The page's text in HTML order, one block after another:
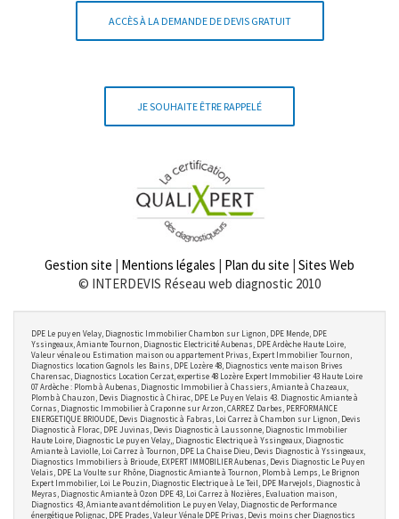
ACCÈS À LA DEMANDE DE DEVIS GRATUIT
JE SOUHAITE ÊTRE RAPPELÉ
Gestion site | Mentions légales | Plan du site | Sites Web
© INTERDEVIS Réseau web diagnostic 2010
DPE Le puy en Velay, Diagnostic Immobilier Chambon sur Lignon, DPE Mende, DPE
Yssingeaux, Amiante Tournon, Diagnostic Electricité Aubenas, DPE Ardèche Haute Loire,
Valeur vénale ou Estimation maison ou appartement Privas, Expert Immobilier Tournon,
Diagnostics location Gagnols les Bains, DPE Lozère 48, Diagnostics vente maison Brives
Charensac, Diagnostics Location Cerzat, expertise 48 Lozère Expert Immobilier 43 Haute Loire
07 Ardèche : Plomb à Aubenas, Diagnostic Immobilier à Chassiers, Amiante à Chazeaux,
Plomb à Chauzon, Devis Diagnostic à Chirac, DPE Le Puy en Velais 43. Diagnostic Amiante à
Cornas, Diagnostic Immobilier à Craponne sur Arzon, CARREZ Darbes, PERFORMANCE
ENERGETIQUE BRIOUDE, Devis Diagnostic à Fabras, Loi Carrez à Chambon sur Lignon, Devis
Diagnostic à Florac, DPE Juvinas, Devis Diagnostic à Laussonne, Diagnostic Immobilier
Haute Loire, Diagnostic Le puy en Velay,, Diagnostic Electrique à Yssingeaux, Diagnostic
Amiante à Laviolle, Loi Carrez à Tournon, DPE La Chaise Dieu, Devis Diagnostic à Yssingeaux,
Diagnostics Immobiliers à Brioude, EXPERT IMMOBILIER Aubenas, Devis Diagnostic Le Puy en
Velais, DPE La Voulte sur Rhône, Diagnostic Amiante à Tournon, Plomb à Lemps, Le Brignon
Expert Immobilier, Loi Le Pouzin, Diagnostic Electrique à Le Teil, DPE Marvejols, Diagnostic à
Meyras, Diagnostic Amiante à Ozon DPE 43, Loi Carrez à Nozières, Evaluation maison,
Diagnostics 43, Amiante avant démolition Le puy en Velay, Diagnostic de Performance
énergétique Polignac, DPE Prades, Valeur Vénale DPE Privas, Devis moins cher Diagnostics